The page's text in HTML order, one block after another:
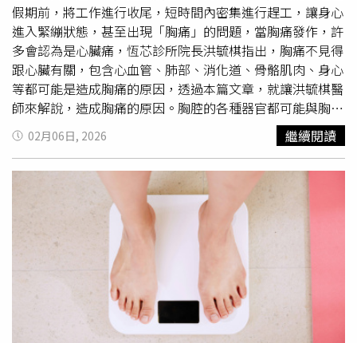
（BSE）「風險可忽略」國家（最高安全等級，全牛齡全品
項皆安全），且WOAH於2023年最新指引指出，典型BSE才
須通報及列入BSE案例計算，而美國已經逾20年未曾發生具
流行傳播風險的典型BSE案例，因此實已非屬《食安法》第
15條規範對象。美國牛肉維持禁止進口品項。（圖／衛生福
利部）
假期前，將工作進行收尾，短時間內密集進行趕工，讓身心
進入緊繃狀態，甚至出現「胸痛」的問題，當胸痛發作，許
多會認為是心臟痛，恆芯診所院長洪毓棋指出，胸痛不見得
跟心臟有關，包含心血管、肺部、消化道、骨骼肌肉、身心
等都可能是造成胸痛的原因，透過本篇文章，就讓洪毓棋醫
師來解說，造成胸痛的原因。胸腔的各種器官都可能與胸痛
有關，大致可以分為下列4個方向1.肋骨、胸骨及肋間肌2.
肺臟氣管3.心臟4.食道及胃（
胰臟）肌肉骨骼：肋骨、
胸骨及肋間肌、肩胛骨肌「上半身活動一下、轉轉身會誘發
疼痛，在痛起來的時候有個發作點，用手指去按壓會讓你更
痛，痛的感覺是刺痛、抽痛。」洪毓棋指出，這類型的疼
痛，通常號發於感冒後或是工作型態為久坐久站、常使用上
肢作業的人，可能是胸前痛，但也常是背痛，背痛常覺得是
隱隱作痛，很困擾。呼吸道：氣管、肺臟洪毓棋表示，若為
氣喘患者通常有過敏史，遇到寒流或空汙容易咳嗽甚至喘起
來，若是支氣管發炎或是肺炎則是咳嗽有痰不太會喘，可能
還會發燒，在當中伴隨著胸悶、胸痛。氣胸則會突然刺痛，
隨著呼吸而痛，嚴重一點會持續一直痛，甚至是呼吸困難，
02月06日, 2026 繼續閱讀